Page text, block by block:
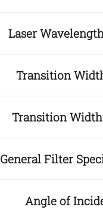
Laser
Transition
Transition
General Filter
Angle of